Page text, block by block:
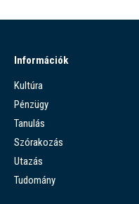
Információk
Kultúra
Pénzügy
Tanulás
Szórakozás
Utazás
Tudomány